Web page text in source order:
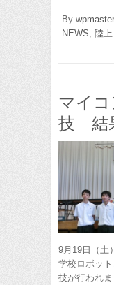
By wpmaster
NEWS
陸上
マイ
技 結
9月19日（土
学校ロボッ
技が行われま